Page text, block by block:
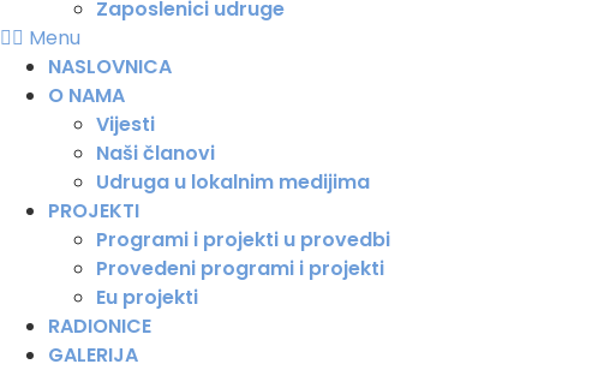
Zaposlenici udruge
Menu
NASLOVNICA
O NAMA
Vijesti
Naši članovi
Udruga u lokalnim medijima
PROJEKTI
Programi i projekti u provedbi
Provedeni programi i projekti
Eu projekti
RADIONICE
GALERIJA